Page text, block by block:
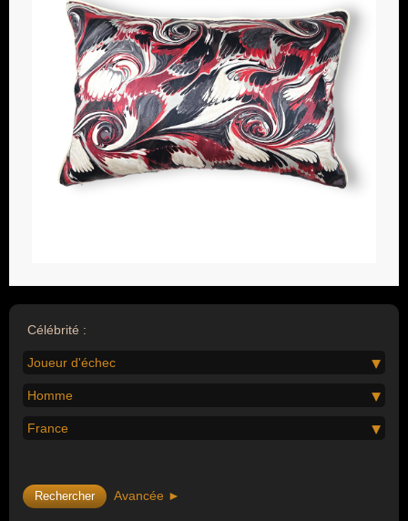
Célébrité :
Joueur d'échec
Homme
France
Avancée ►